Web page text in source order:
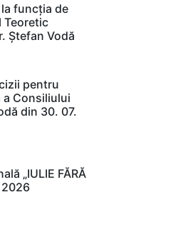
funcția de
Teoretic
Ștefan Vodă
pentru
Consiliului
din 30. 07.
„IULIE FĂRĂ
2026